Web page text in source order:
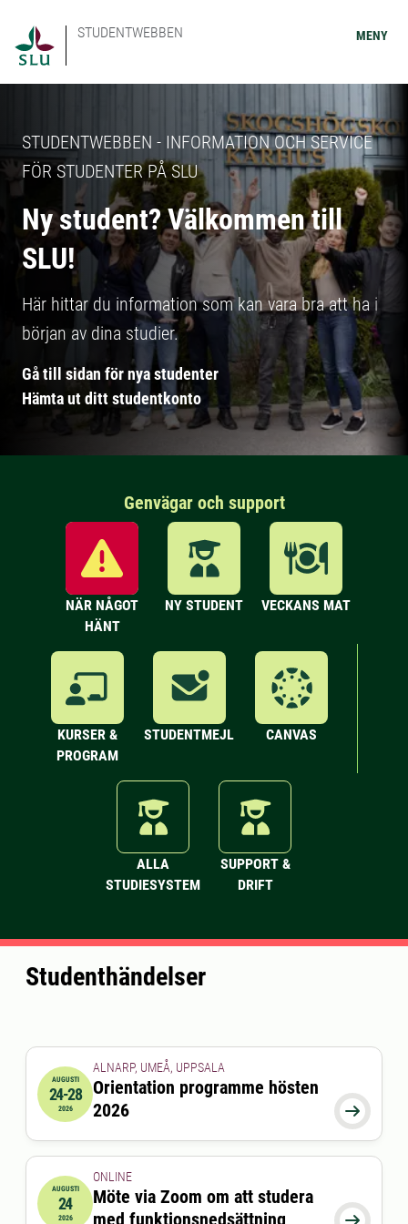
STUDENTWEBBEN MENY
STUDENTWEBBEN - INFORMATION OCH SERVICE
FÖR STUDENTER PÅ SLU
Ny student? Välkommen till
SLU!
Här hittar du information som kan vara bra att ha i
början av dina studier.
Gå till sidan för nya studenter
Hämta ut ditt studentkonto
Genvägar och support
NÄR NÅGOT
HÄNT
NY STUDENT VECKANS MAT
KURSER &
PROGRAM
STUDENTMEJL CANVAS
ALLA
STUDIESYSTEM
SUPPORT &
DRIFT
Studenthändelser
2026-08-24 00:00:00
AUGUSTI
24-28
2026 
ALNARP, UMEÅ, UPPSALA
Orientation programme hösten
2026
2026-08-24 15:00:00till2026-08-24 16:00:00
AUGUSTI
24
2026 
ONLINE
Möte via Zoom om att studera
med funktionsnedsättning